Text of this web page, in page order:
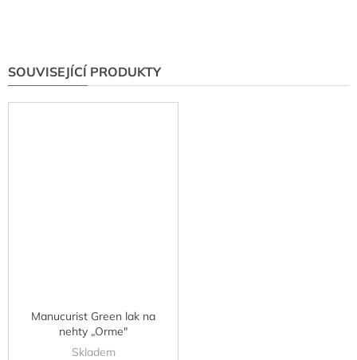
SOUVISEJÍCÍ PRODUKTY
Manucurist Green lak na
nehty „Orme"
Skladem